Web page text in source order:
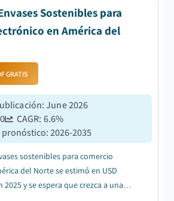
Sostenibles para
en América del
GRATIS
:June 2026
CAGR: 6.6%
pronóstico:2026-2035
sostenibles para comercio
del Norte se estimó en USD
2025 y se espera que crezca a una